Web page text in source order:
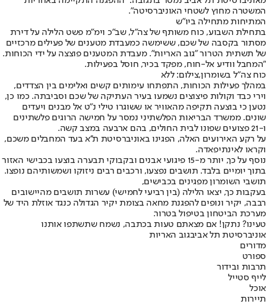
המשטרה מחוץ לשטחי האוניברסיטה".
המתיחות מתחילה ביו"ש
בתחילת השבוע, כוח משותף של צה"ל, שב"כ וימ"מ פשט הלילה על דירת
מסתור בקסבה של שכם, ששימשה כמעבדת מטענים של פעילים מרכזיים
של תשתית הטרור "גוב האריות". מעבדת המטענים פוצצה על ידי הכוחות.
"המחבל וודיע אל-חוח, מפקד בכיר, חוסל בפעילות.
כוח צה"ל בשומרון,צילום: ללא
במהלך פעילות הכוחות, התפתחו עימותים קשים ואלימים בין הצדדים,
וירי כבד וקולות פיצוצים נשמעו בעיר העתיקה של שכם וסביבתה. כמו כן,
נטען כי בוצעה תקיפה מהאוויר או ששוגרו טילי נ"ט אל מבנים ויעדים
שונים. ממשרד הבריאות הפלשתיני נמסר על חמישה הרוגים פלשתינים
ו-21 פצועים שפונו לבית החולים, בהם ארבעה במצב קשה.
על רקע האירועים האלה, הפגינו באוניברסיטת ת''א בעד המחבלים משכם,
וקראו לאינתיפאדה.
נוסף על כך, יותר מ-15 פיגועי אבנים ובקבוקי תבערה בוצעו בכבישי האזור
בתוך יומיים בלבד. תושבים נפצעו, ורכבים רבים ניזוקו ושמשותיהם נופצו.
תושבי השומרון מפגינים בכבישים,
בעקבות כך, יצאו הלילה (בין רביעי לחמישי) עשרות תושבים מהיישובים
רבבה, יקיר ונופים להפגנת מחאה בצומת יקיר הגדולה כנגד אוזלת היד של
מערכת הביטחון בטיפול בטרור.
טעינו? נתקן! אם מצאתם טעות בכתבה, נשמח שתשתפו אותנו
אוניברסיטת תל אביבגוב האריות
מדורים
ספורט
תרבות ובידור
לייף סטייל
אוכל
תיירות